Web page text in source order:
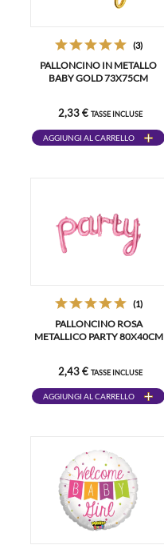
(3)
PALLONCINO IN METALLO
BABY GOLD 73X75CM
2,33 € TASSE INCLUSE
AGGIUNGI AL CARRELLO
(1)
PALLONCINO ROSA
METALLICO PARTY 80X40CM
2,43 € TASSE INCLUSE
AGGIUNGI AL CARRELLO